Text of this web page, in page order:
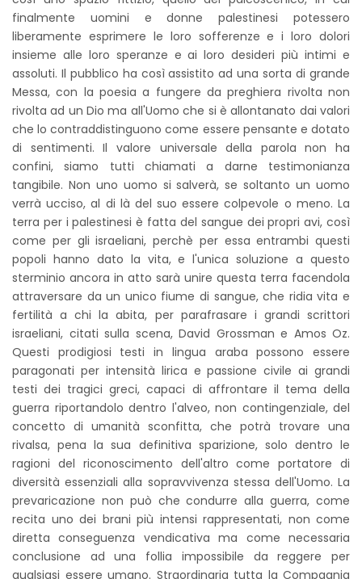
finalmente uomini e donne palestinesi potessero
liberamente esprimere le loro sofferenze e i loro dolori
insieme alle loro speranze e ai loro desideri più intimi e
assoluti. Il pubblico ha così assistito ad una sorta di grande
Messa, con la poesia a fungere da preghiera rivolta non
rivolta ad un Dio ma all'Uomo che si è allontanato dai valori
che lo contraddistinguono come essere pensante e dotato
di sentimenti. Il valore universale della parola non ha
confini, siamo tutti chiamati a darne testimonianza
tangibile. Non uno uomo si salverà, se soltanto un uomo
verrà ucciso, al di là del suo essere colpevole o meno. La
terra per i palestinesi è fatta del sangue dei propri avi, così
come per gli israeliani, perchè per essa entrambi questi
popoli hanno dato la vita, e l'unica soluzione a questo
sterminio ancora in atto sarà unire questa terra facendola
attraversare da un unico fiume di sangue, che ridia vita e
fertilità a chi la abita, per parafrasare i grandi scrittori
israeliani, citati sulla scena, David Grossman e Amos Oz.
Questi prodigiosi testi in lingua araba possono essere
paragonati per intensità lirica e passione civile ai grandi
testi dei tragici greci, capaci di affrontare il tema della
guerra riportandolo dentro l'alveo, non contingenziale, del
concetto di umanità sconfitta, che potrà trovare una
rivalsa, pena la sua definitiva sparizione, solo dentro le
ragioni del riconoscimento dell'altro come portatore di
diversità essenziali alla sopravvivenza stessa dell'Uomo. La
prevaricazione non può che condurre alla guerra, come
recita uno dei brani più intensi rappresentati, non come
diretta conseguenza vendicativa ma come necessaria
conclusione ad una follia impossibile da reggere per
qualsiasi essere umano. Straordinaria tutta la Compagnia